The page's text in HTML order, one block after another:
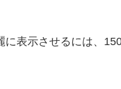
に表示させるには、